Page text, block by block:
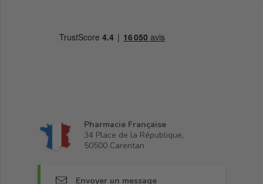
Pharmacie Française
34 Place de la République,
50500 Carentan
Envoyer un message